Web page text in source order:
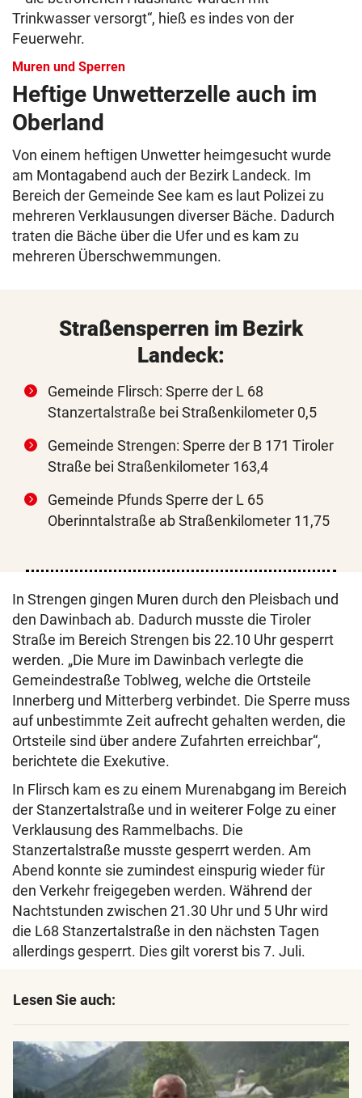
Trinkwasser versorgt“, hieß es indes von der
Feuerwehr.
Muren und Sperren
Heftige Unwetterzelle auch im
Oberland
Von einem heftigen Unwetter heimgesucht wurde
am Montagabend auch der Bezirk Landeck. Im
Bereich der Gemeinde See kam es laut Polizei zu
mehreren Verklausungen diverser Bäche. Dadurch
traten die Bäche über die Ufer und es kam zu
mehreren Überschwemmungen.
Straßensperren im Bezirk
Landeck:
Gemeinde Flirsch: Sperre der L 68
Stanzertalstraße bei Straßenkilometer 0,5
Gemeinde Strengen: Sperre der B 171 Tiroler
Straße bei Straßenkilometer 163,4
Gemeinde Pfunds Sperre der L 65
Oberinntalstraße ab Straßenkilometer 11,75
In Strengen gingen Muren durch den Pleisbach und
den Dawinbach ab. Dadurch musste die Tiroler
Straße im Bereich Strengen bis 22.10 Uhr gesperrt
werden. „Die Mure im Dawinbach verlegte die
Gemeindestraße Toblweg, welche die Ortsteile
Innerberg und Mitterberg verbindet. Die Sperre muss
auf unbestimmte Zeit aufrecht gehalten werden, die
Ortsteile sind über andere Zufahrten erreichbar“,
berichtete die Exekutive.
In Flirsch kam es zu einem Murenabgang im Bereich
der Stanzertalstraße und in weiterer Folge zu einer
Verklausung des Rammelbachs. Die
Stanzertalstraße musste gesperrt werden. Am
Abend konnte sie zumindest einspurig wieder für
den Verkehr freigegeben werden. Während der
Nachtstunden zwischen 21.30 Uhr und 5 Uhr wird
die L68 Stanzertalstraße in den nächsten Tagen
allerdings gesperrt. Dies gilt vorerst bis 7. Juli.
Lesen Sie auch: